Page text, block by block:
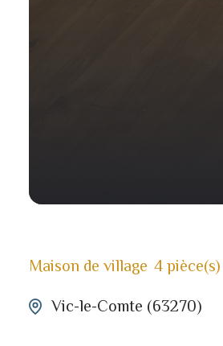
Maison de village 4 pièce(s)
Vic-le-Comte (63270)